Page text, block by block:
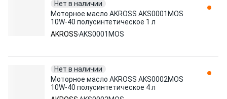
Нет в наличии
Моторное масло AKROSS AKS0001MOS
10W-40 полусинтетическое 1 л
AKROSSAKS0001MOS
Нет в наличии
Моторное масло AKROSS AKS0002MOS
10W-40 полусинтетическое 4 л